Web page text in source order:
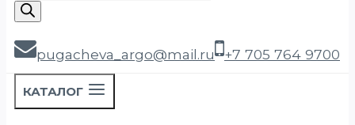
товаров
pugacheva_argo@mail.ru +7 705 764 9700
КАТАЛОГ